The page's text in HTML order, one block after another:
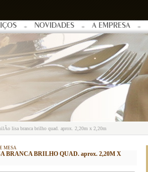
NOVIDADES A EMPRESA
lisa branca brilho quad. aprox. 2,20m x 2,20m
MESA
BRANCA BRILHO QUAD. aprox. 2,20M X